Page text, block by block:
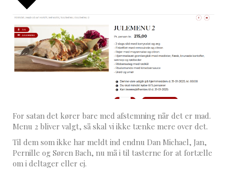
For satan det kører bare med afstemning når det er mad.
Menu 2 bliver valgt, så skal vi ikke tænke mere over det.
Til dem som ikke har meldt ind endnu Dan Michael, Jan,
Pernille og Søren Bach, nu må i til tasterne for at fortælle
om i deltager eller ej.